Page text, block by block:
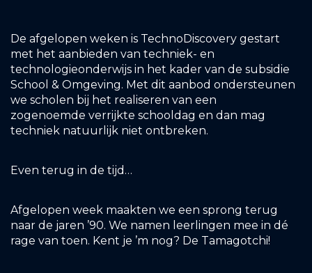
De afgelopen weken is TechnoDiscovery gestart
met het aanbieden van techniek- en
technologieonderwijs in het kader van de subsidie
School & Omgeving. Met dit aanbod ondersteunen
we scholen bij het realiseren van een
zogenoemde verrijkte schooldag en dan mag
techniek natuurlijk niet ontbreken.
Even terug in de tijd…
Afgelopen week maakten we een sprong terug
naar de jaren ’90. We namen leerlingen mee in dé
rage van toen. Kent je ’m nog? De Tamagotchi!